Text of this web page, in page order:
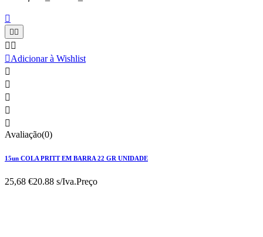

 
 
Adicionar à Wishlist





Avaliação(0)
15un COLA PRITT EM BARRA 22 GR UNIDADE
25,68 €20.88 s/Iva.Preço